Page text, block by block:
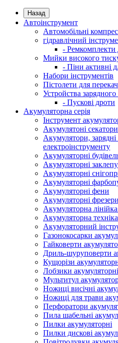
Назад
Автоінструмент
Автомобільні
гідравлічний
- Ремкомплекти
Мийки високого
- Піни активні
Набори інструментів
Пістолети для
Устройства
- Пускові дроти
Акумуляторна серія
Інструмент
Акумулятоні секатори
Акумулятори, зарядні
електроінструменту
Акумуляторні
Акумуляторні
Акумуляторні
Акумуляторні
Акумуляторні фени
Акумуляторні фрезери
Акумуляторна
Акумуляторна
Акумуляторний
Газонокосарки
Гайковерти
Дриль-шуруповерти
Кущорізи
Лобзики акумуляторні
Мультитул
Ножиці висічні
Ножиці для трави
Перфоратори
Пила шабельні
Пилки акумуляторні
Пилки дискові